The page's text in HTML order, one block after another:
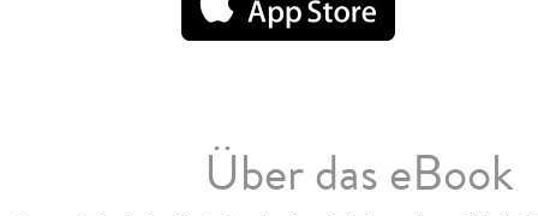
Über das eBook